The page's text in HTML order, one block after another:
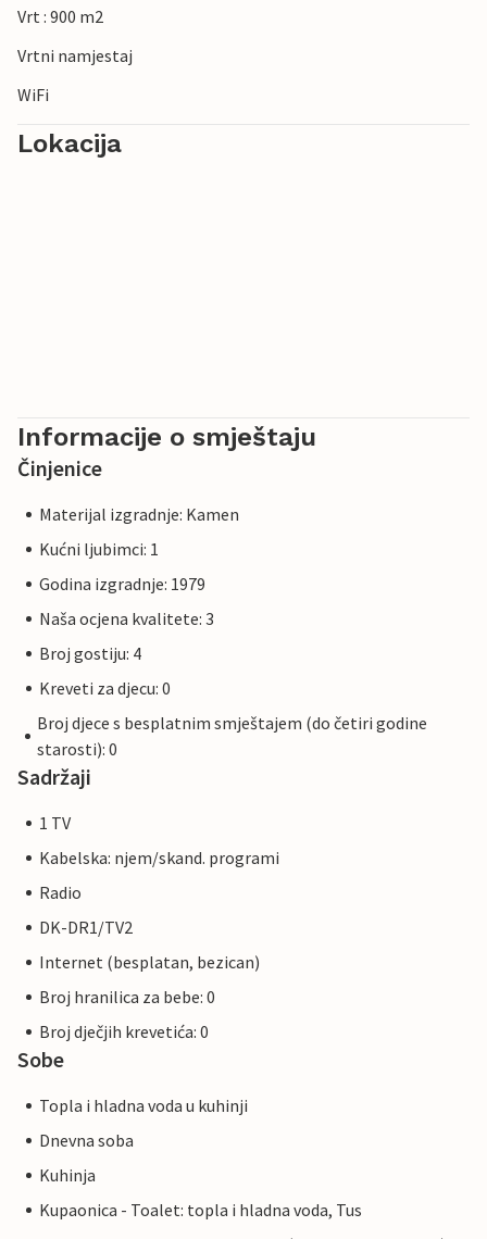
Vrt : 900 m2
Vrtni namjestaj
WiFi
Lokacija
Informacije o smještaju
Činjenice
Materijal izgradnje: Kamen
Kućni ljubimci: 1
Godina izgradnje: 1979
Naša ocjena kvalitete: 3
Broj gostiju: 4
Kreveti za djecu: 0
Broj djece s besplatnim smještajem (do četiri godine
starosti): 0
Sadržaji
1 TV
Kabelska: njem/skand. programi
Radio
DK-DR1/TV2
Internet (besplatan, bezican)
Broj hranilica za bebe: 0
Broj dječjih krevetića: 0
Sobe
Topla i hladna voda u kuhinji
Dnevna soba
Kuhinja
Kupaonica - Toalet: topla i hladna voda, Tus